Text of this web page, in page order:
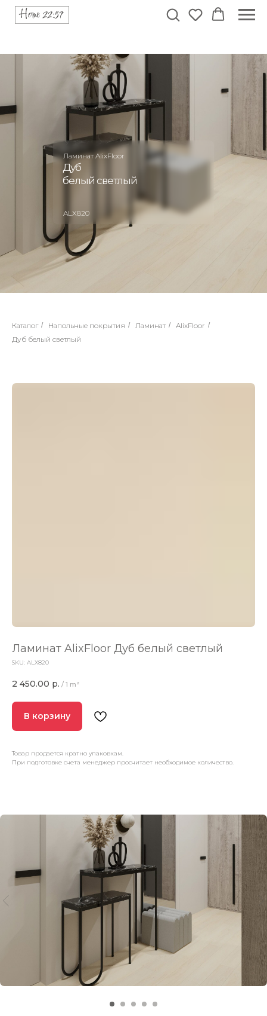
Дуб
белый светлый
ALX820
Ламинат AlixFloor
Каталог / Напольные покрытия / Ламинат / AlixFloor /
Дуб белый светлый
Ламинат AlixFloor Дуб белый светлый
SKU: ALX820
2 450.00 р. / 1 m²
В корзину
Товар продается кратно упаковкам.
При подготовке счета менеджер просчитает необходимое количество.